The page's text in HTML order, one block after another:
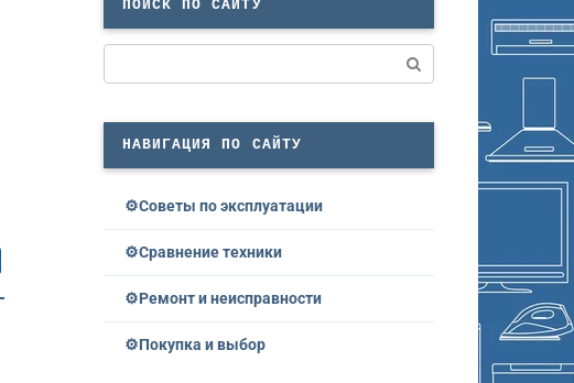
ПОИСК ПО САЙТУ
НАВИГАЦИЯ ПО САЙТУ
Советы по эксплуатации
Сравнение техники
Ремонт и неисправности
Покупка и выбор